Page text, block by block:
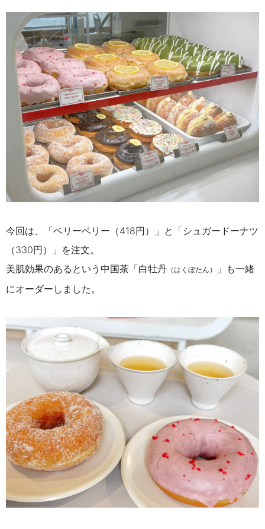
今回は、「ベリーベリー（418円）」と「シュガードーナツ
（330円）」を注文。
美肌効果のあるという中国茶「白牡丹 （はくぼたん）
」も一緒
にオーダーしました。